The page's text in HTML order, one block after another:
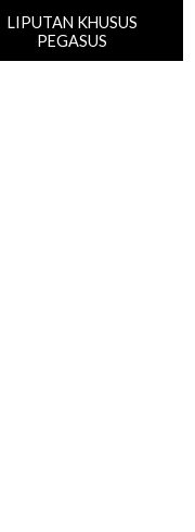
LIPUTAN KHUSUS
PEGASUS